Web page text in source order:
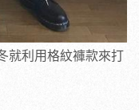
就利用格紋褲款來打